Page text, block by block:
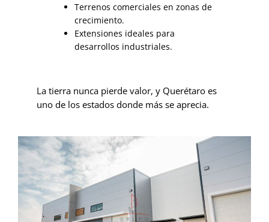
Terrenos comerciales en zonas de
crecimiento.
Extensiones ideales para
desarrollos industriales.
La tierra nunca pierde valor, y Querétaro es
uno de los estados donde más se aprecia.